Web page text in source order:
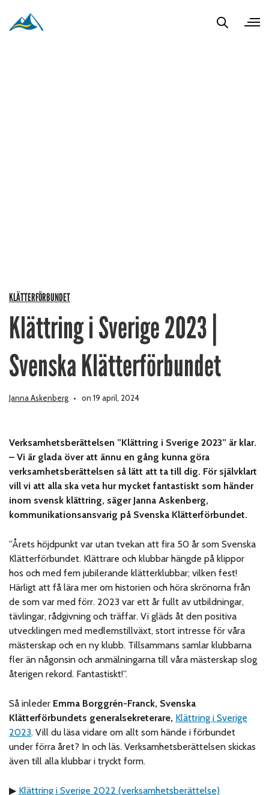
KLÄTTERFÖRBUNDET
Klättring i Sverige 2023 |
Svenska Klätterförbundet
Janna Askenberg on 19 april, 2024
Verksamhetsberättelsen ”Klättring i Sverige 2023” är klar.
– Vi är glada över att ännu en gång kunna göra
verksamhetsberättelsen så lätt att ta till dig. För självklart
vill vi att alla ska veta hur mycket fantastiskt som händer
inom svensk klättring, säger Janna Askenberg,
kommunikationsansvarig på Svenska Klätterförbundet.
”Årets höjdpunkt var utan tvekan att fira 50 år som Svenska
Klätterförbundet. Klättrare och klubbar hängde på klippor
hos och med fem jubilerande klätterklubbar; vilken fest!
Härligt att få lära mer om historien och höra skrönorna från
de som var med förr. 2023 var ett år fullt av utbildningar,
tävlingar, rådgivning och träffar. Vi gläds åt den positiva
utvecklingen med medlemstillväxt, stort intresse för våra
mästerskap och en ny klubb. Tillsammans samlar klubbarna
fler än någonsin och anmälningarna till våra mästerskap slog
återigen rekord. Fantastiskt!”.
Så inleder Emma Borggrén-Franck, Svenska
Klätterförbundets generalsekreterare, Klättring i Sverige
2023. Vill du läsa vidare om allt som hände i förbundet
under förra året? In och läs. Verksamhetsberättelsen skickas
även till alla klubbar i tryckt form.
▶ Klättring i Sverige 2022 (verksamhetsberättelse)